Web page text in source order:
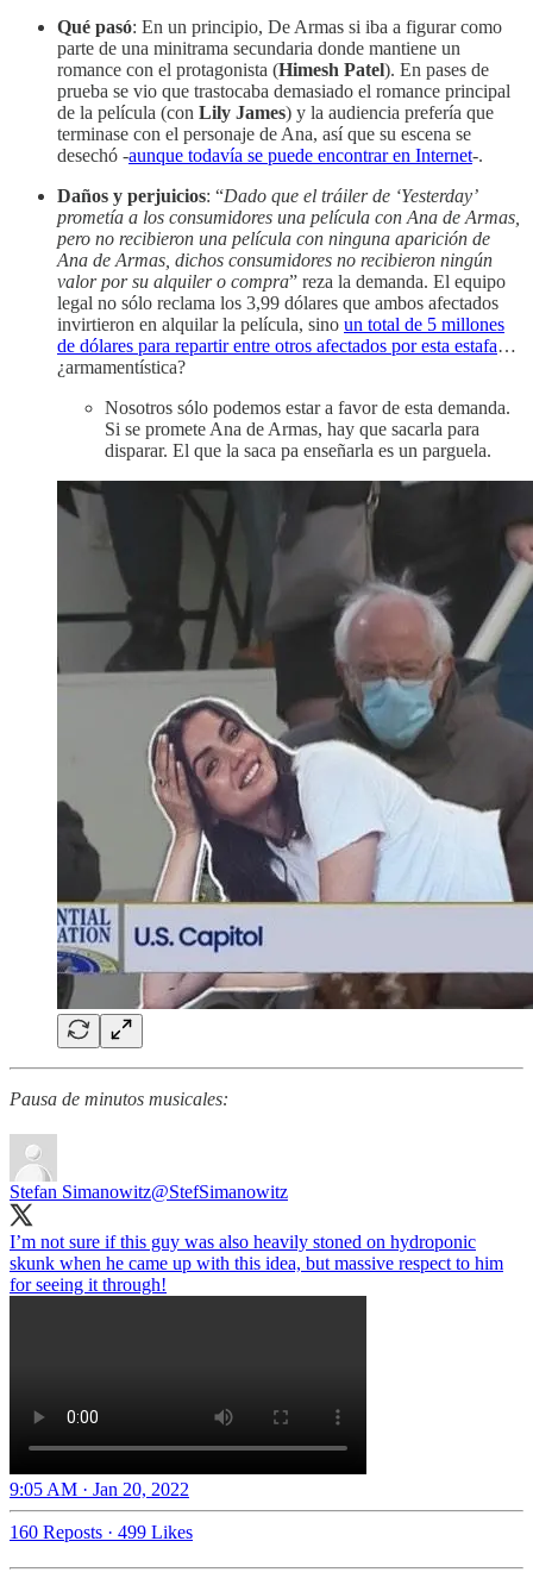
Qué pasó: En un principio, De Armas si iba a figurar como
parte de una minitrama secundaria donde mantiene un
romance con el protagonista (Himesh Patel). En pases de
prueba se vio que trastocaba demasiado el romance principal
de la película (con Lily James) y la audiencia prefería que
terminase con el personaje de Ana, así que su escena se
desechó -aunque todavía se puede encontrar en Internet-.
Daños y perjuicios: “Dado que el tráiler de ‘Yesterday’
prometía a los consumidores una película con Ana de Armas,
pero no recibieron una película con ninguna aparición de
Ana de Armas, dichos consumidores no recibieron ningún
valor por su alquiler o compra” reza la demanda. El equipo
legal no sólo reclama los 3,99 dólares que ambos afectados
invirtieron en alquilar la película, sino un total de 5 millones
de dólares para repartir entre otros afectados por esta estafa…
¿armamentística?
Nosotros sólo podemos estar a favor de esta demanda.
Si se promete Ana de Armas, hay que sacarla para
disparar. El que la saca pa enseñarla es un parguela.
Pausa de minutos musicales:
Stefan Simanowitz@StefSimanowitz
I’m not sure if this guy was also heavily stoned on hydroponic
skunk when he came up with this idea, but massive respect to him
for seeing it through!
9:05 AM · Jan 20, 2022
160 Reposts · 499 Likes